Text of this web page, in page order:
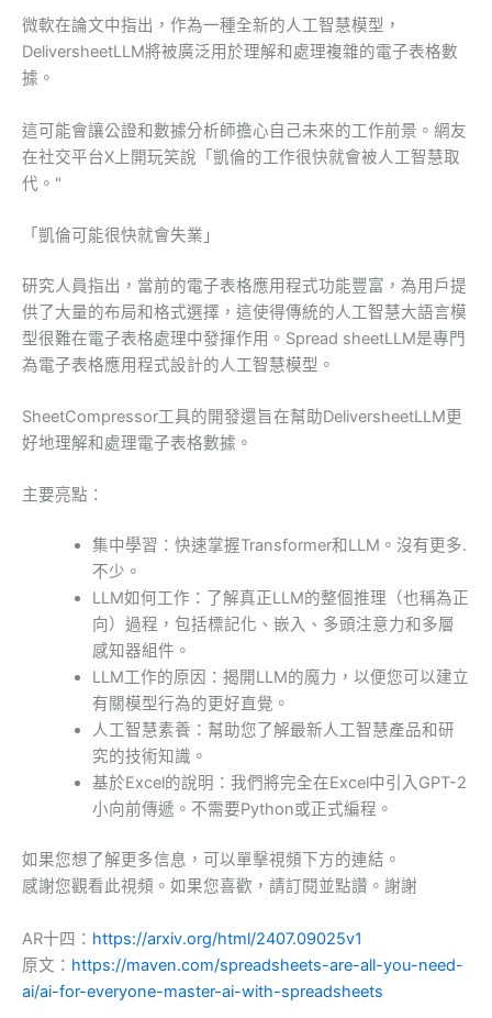
微軟在論文中指出，作為一種全新的人工智慧模型，
DeliversheetLLM將被廣泛用於理解和處理複雜的電子表格數
據。
這可能會讓公證和數據分析師擔心自己未來的工作前景。網友
在社交平台X上開玩笑說「凱倫的工作很快就會被人工智慧取
代。"
「凱倫可能很快就會失業」
研究人員指出，當前的電子表格應用程式功能豐富，為用戶提
供了大量的布局和格式選擇，這使得傳統的人工智慧大語言模
型很難在電子表格處理中發揮作用。Spread sheetLLM是專門
為電子表格應用程式設計的人工智慧模型。
SheetCompressor工具的開發還旨在幫助DeliversheetLLM更
好地理解和處理電子表格數據。
主要亮點：
集中學習：快速掌握Transformer和LLM。沒有更多.
不少。
LLM如何工作：了解真正LLM的整個推理（也稱為正
向）過程，包括標記化、嵌入、多頭注意力和多層
感知器組件。
LLM工作的原因：揭開LLM的魔力，以便您可以建立
有關模型行為的更好直覺。
人工智慧素養：幫助您了解最新人工智慧產品和研
究的技術知識。
基於Excel的說明：我們將完全在Excel中引入GPT-2
小向前傳遞。不需要Python或正式編程。
如果您想了解更多信息，可以單擊視頻下方的連結。
感謝您觀看此視頻。如果您喜歡，請訂閱並點讚。謝謝
AR十四： https://arxiv.org/html/2407.09025v1
原文： https://maven.com/spreadsheets-are-all-you-need-
ai/ai-for-everyone-master-ai-with-spreadsheets